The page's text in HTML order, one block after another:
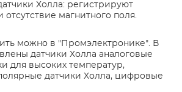
Холла: регистрируют
отсутствие магнитного поля.
можно в "Промэлектронике". В
датчики Холла аналоговые
для высоких температур,
датчики Холла, цифровые